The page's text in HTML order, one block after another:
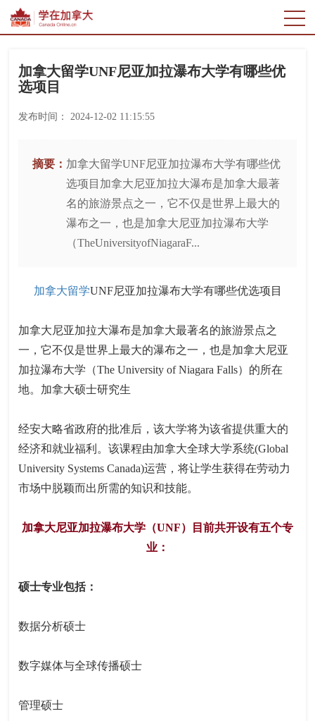
加拿大留学UNF尼亚加拉瀑布大学有哪些优
选项目
发布时间： 2024-12-02 11:15:55
摘要： 加拿大留学UNF尼亚加拉瀑布大学有哪些优
选项目加拿大尼亚加拉大瀑布是加拿大最著
名的旅游景点之一，它不仅是世界上最大的
瀑布之一，也是加拿大尼亚加拉瀑布大学
（TheUniversityofNiagaraF...
加拿大留学UNF尼亚加拉瀑布大学有哪些优选项目
加拿大尼亚加拉大瀑布是加拿大最著名的旅游景点之
一，它不仅是世界上最大的瀑布之一，也是加拿大尼亚
加拉瀑布大学（The University of Niagara Falls）的所在
地。加拿大硕士研究生
经安大略省政府的批准后，该大学将为该省提供重大的
经济和就业福利。该课程由加拿大全球大学系统(Global
University Systems Canada)运营，将让学生获得在劳动力
市场中脱颖而出所需的知识和技能。
加拿大尼亚加拉瀑布大学（UNF）目前共开设有五个专
业：
硕士专业包括：
数据分析硕士
数字媒体与全球传播硕士
管理硕士